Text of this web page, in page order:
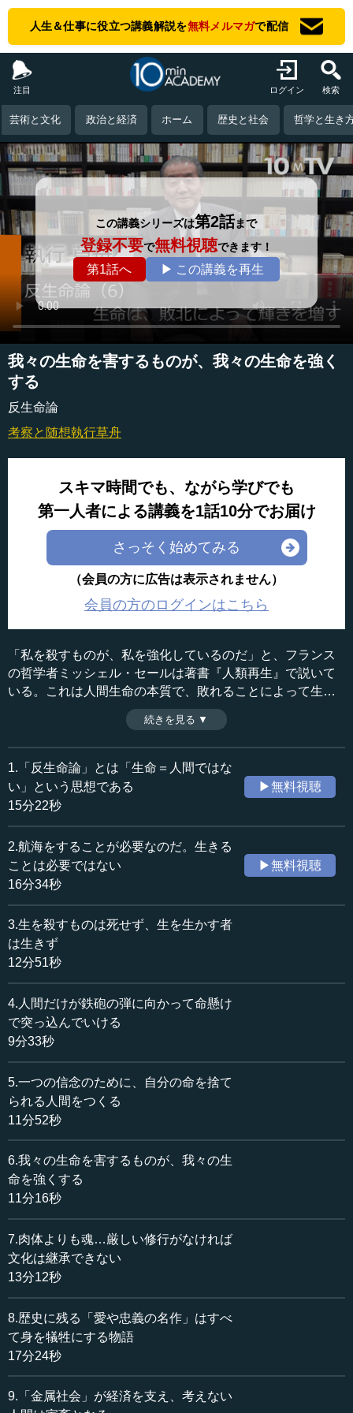
人生＆仕事に役立つ講義解説を無料メルマガで配信
注目 ログイン 検索
芸術と文化 政治と経済 ホーム 歴史と社会 哲学と生き
この講義シリーズは第2話まで
登録不要で無料視聴できます！
第1話へ ▶ この講義を再生
我々の生命を害するものが、我々の生命を強く
する
反生命論
考察と随想執行草舟
スキマ時間でも、ながら学びでも
第一人者による講義を1話10分でお届け
さっそく始めてみる
（会員の方に広告は表示されません）
会員の方のログインはこちら
「私を殺すものが、私を強化しているのだ」と、フランス
の哲学者ミッシェル・セールは著書『人類再生』で説いて
いる。これは人間生命の本質で、敗れることによって生命
は輝きを増すということである。この方程式の在り方を、
文学者の保田與重郎は「偉大なる敗北」と言った。もしく
はスペインの哲学者ミゲール・デ・ウナムーノの言葉によ
れば、「ドン･キホーテは〈すべてに敗れることによって世
界を救済した〉」のだ。今回は「生命は、敗北によって輝
きを増す」という反生命論を解説する。（全10話中第6話）
収録日：2024年5月16日
追加日：2024年8月30日
カテゴリー：
哲学・思想
≪全文≫
●ミシェル・セール「私を殺すものが、私を強化して
いるのだ」
6番目です。「生命は、敗北によって輝きを増す」。基本
は「人間生命とは何か」ということです。１番目、「反生
命が真の生命を生み出す」。これは「反生命」が、真の人
間の生命を生み出すということです。我々が生命ですか
ら、「人間」でも「反物質」でも同じです。
ミッシェル・セールという、フランスの有名な哲学者が
います。彼が我々人類の未来を予測しています。未来学者
としても超一流の人です。私は彼も好きで、ずっと哲学書
を読んでいます。『人類再生』という本を20年以上前に書
いていて、私の愛読書ですが、そこに素晴らしい言葉が出
てきます。
「私を殺すものが、私を強化しているのだ」。
このことが真にわかるかわからないかが、我々人類の行
く先を決定するということが、『人類再生』に書かれてい
ます。
これは、先ほどの私の理論で言うと、人間の生命が反発
エネルギーによって成り立っていることがわかると、わか
るのです。
人間だけが認識しているということですが、例えば反発
エネルギーの中でも、本当に原始的な免疫機構です。免疫
は、動物は「免疫機構があるから自分が生きている」とい
うことを認識していません。認識できないのは、認識論的
続きを見る ▼
1.「反生命論」とは「生命＝人間ではな
い」という思想である
15分22秒
▶無料視聴
2.航海をすることが必要なのだ。生きる
ことは必要ではない
16分34秒
▶無料視聴
3.生を殺すものは死せず、生を生かす者
は生きず
12分51秒
4.人間だけが鉄砲の弾に向かって命懸け
で突っ込んでいける
9分33秒
5.一つの信念のために、自分の命を捨て
られる人間をつくる
11分52秒
6.我々の生命を害するものが、我々の生
命を強くする
11分16秒
7.肉体よりも魂…厳しい修行がなければ
文化は継承できない
13分12秒
8.歴史に残る「愛や忠義の名作」はすべ
て身を犠牲にする物語
17分24秒
9.「金属社会」が経済を支え、考えない